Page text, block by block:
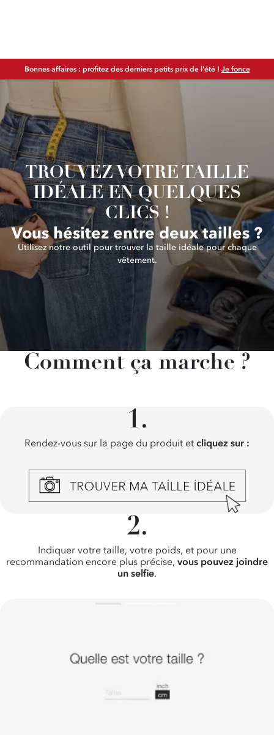
Bonnes affaires : profitez des derniers petits prix de l'été ! Je fonce
TROUVEZ VOTRE TAILLE
IDÉALE EN QUELQUES
CLICS !
Vous hésitez entre deux tailles ?
Utilisez notre outil pour trouver la taille idéale pour chaque
vêtement.
Comment ça marche ?
Rendez-vous sur la page du produit et cliquez sur :
Indiquer votre taille, votre poids, et pour une
recommandation encore plus précise, vous pouvez joindre
un selfie.